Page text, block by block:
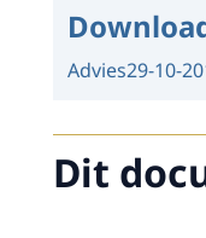
Advies29-10-
Dit